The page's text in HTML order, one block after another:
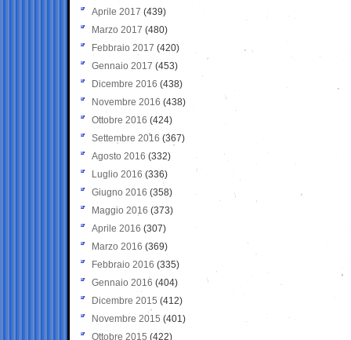
Aprile 2017 (439)
Marzo 2017 (480)
Febbraio 2017 (420)
Gennaio 2017 (453)
Dicembre 2016 (438)
Novembre 2016 (438)
Ottobre 2016 (424)
Settembre 2016 (367)
Agosto 2016 (332)
Luglio 2016 (336)
Giugno 2016 (358)
Maggio 2016 (373)
Aprile 2016 (307)
Marzo 2016 (369)
Febbraio 2016 (335)
Gennaio 2016 (404)
Dicembre 2015 (412)
Novembre 2015 (401)
Ottobre 2015 (422)